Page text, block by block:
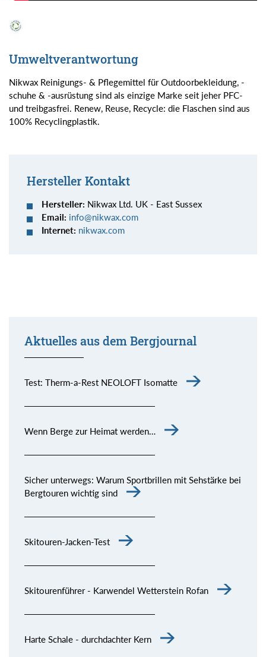
Umweltverantwortung
Nikwax Reinigungs- & Pflegemittel für Outdoorbekleidung, -
schuhe & -ausrüstung sind als einzige Marke seit jeher PFC-
und treibgasfrei. Renew, Reuse, Recycle: die Flaschen sind aus
100% Recyclingplastik.
Hersteller Kontakt
Hersteller: Nikwax Ltd. UK - East Sussex
Email: nf n kw x c m
Internet: nikwax.com
Aktuelles aus dem Bergjournal
Test: Therm-a-Rest NEOLOFT Isomatte
Wenn Berge zur Heimat werden…
Sicher unterwegs: Warum Sportbrillen mit Sehstärke bei
Bergtouren wichtig sind
Skitouren-Jacken-Test
Skitourenführer - Karwendel Wetterstein Rofan
Harte Schale - durchdachter Kern